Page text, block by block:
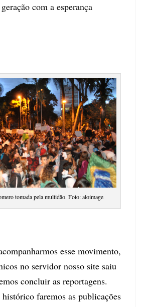
com a esperança
tomada pela multidão. Foto: aloimage
esse movimento,
no servidor nosso site saiu
concluir as reportagens.
faremos as publicações